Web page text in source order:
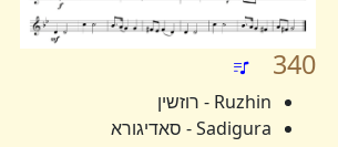
340
Ruzhin - רוזשין
Sadigura - סאדיגורא